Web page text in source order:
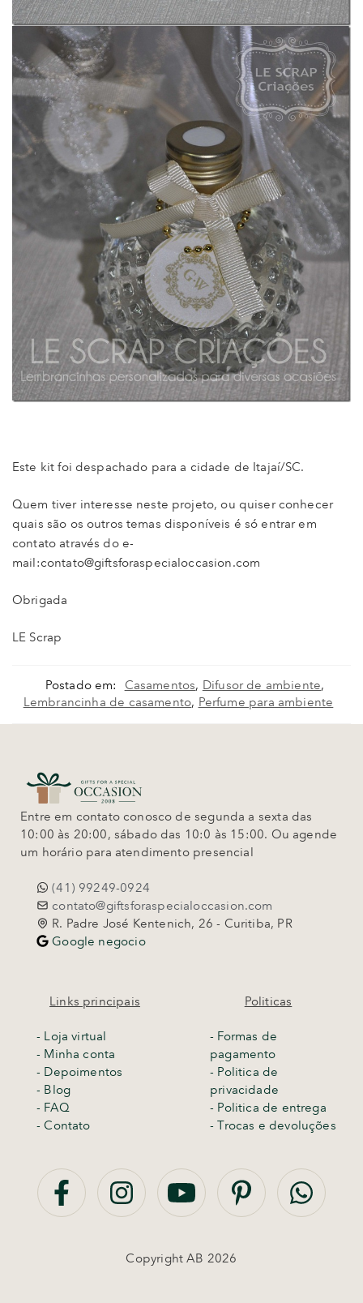
Este kit foi despachado para a cidade de Itajaí/SC.
Quem tiver interesse neste projeto, ou quiser conhecer
quais são os outros temas disponíveis é só entrar em
contato através do e-
mail:contato@giftsforaspecialoccasion.com
Obrigada
LE Scrap
Postado em: Casamentos, Difusor de ambiente,
Lembrancinha de casamento, Perfume para ambiente
Entre em contato conosco de segunda a sexta das
10:00 às 20:00, sábado das 10:0 às 15:00. Ou agende
um horário para atendimento presencial
(41) 99249-0924
contato@giftsforaspecialoccasion.com
R. Padre José Kentenich, 26 - Curitiba, PR
Google negocio
Links principais
- Loja virtual
- Minha conta
- Depoimentos
- Blog
- FAQ
- Contato
Politicas
- Formas de
pagamento
- Politica de
privacidade
- Politica de entrega
-Trocas e devoluções
Copyright AB 2026